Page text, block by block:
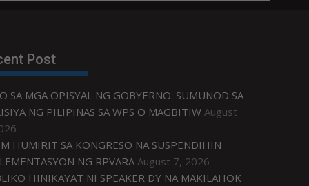
Post
SA MGA OPISYAL NG GOBYERNO: SUMUNOD SA
NG PILIPINAS SA WPS O MAGBITIW August
HUMIRIT SA KONGRESO NA SUSPENDIHIN
NG RPVARA August 7, 2026
HINIKAYAT NI SPEAKER DY NA MAKILAHOK